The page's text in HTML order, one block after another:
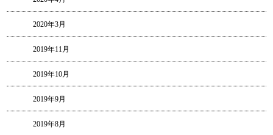
2020年3月
2019年11月
2019年10月
2019年9月
2019年8月